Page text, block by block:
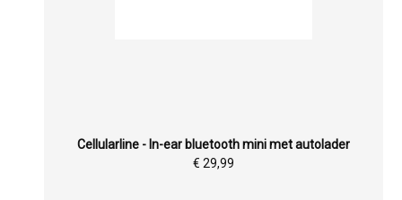
Cellularline - In-ear bluetooth mini met autolader
€ 29,99